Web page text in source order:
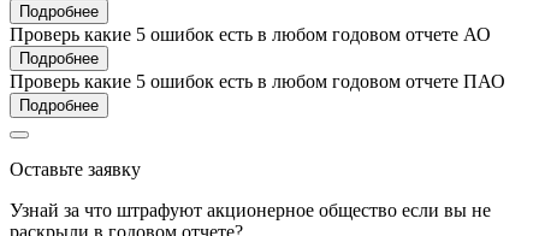
Подробнее
Проверь какие 5 ошибок есть в любом годовом отчете АО
Подробнее
Проверь какие 5 ошибок есть в любом годовом отчете ПАО
Подробнее
Оставьте заявку
Узнай за что штрафуют акционерное общество если вы не